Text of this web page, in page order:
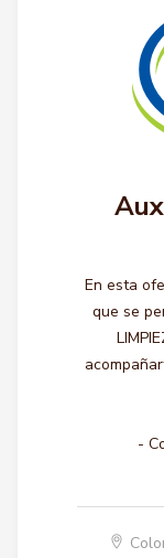
En esta
que se
-